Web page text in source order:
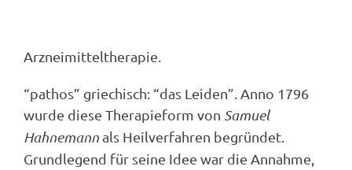
Arzneimitteltherapie.
“pathos” griechisch: “das Leiden”. Anno 1796
wurde diese Therapieform von Samuel
Hahnemannals Heilverfahren begründet.
Grundlegend für seine Idee war die Annahme,